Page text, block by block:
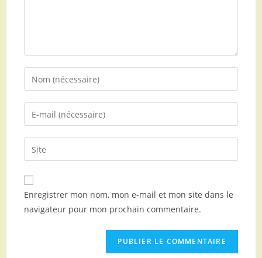
Enregistrer mon nom, mon e-mail et mon site dans le
navigateur pour mon prochain commentaire.